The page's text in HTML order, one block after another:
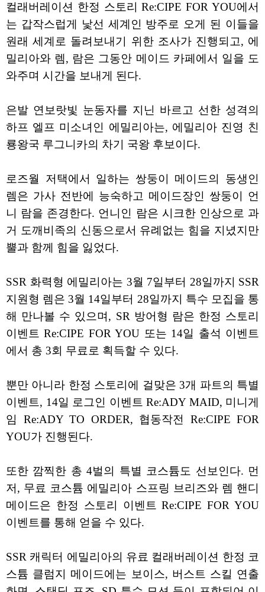
컬래버레이션 한정 스토리 Re:CIPE FOR YOU에서
는 갑작스럽게 낯선 세계인 방주로 오게 된 이들을
원래 세계로 돌려보내기 위한 조사가 진행되고, 에
밀리아와 렘, 람은 그동안 메이드 카페에서 일을 도
와주며 시간을 보내게 된다.
은발 연보랏빛 눈동자를 지닌 바르고 선한 성격의
하프 엘프 미소녀인 에밀리아는, 에밀리아 진영 친
룡왕국 루그니카의 차기 국왕 후보이다.
로즈월 저택에서 일하는 쌍둥이 메이드의 동생인
렘은 가사 전반에 능숙하고 메이드장인 쌍둥이 언
니 람을 존경한다. 언니인 람은 시크한 인상으로 과
거 도깨비족의 신동으로서 유례없는 힘을 지녔지만
뿔과 함께 힘을 잃었다.
SSR 화력형 에밀리아는 3월 7일부터 28일까지 SSR
지원형 렘은 3월 14일부터 28일까지 특수 모집을 통
해 만나볼 수 있으며, SR 방어형 람은 한정 스토리
이벤트 Re:CIPE FOR YOU 또는 14일 출석 이벤트
에서 총 3회 무료로 획득할 수 있다.
뿐만 아니라 한정 스토리에 걸맞은 3개 파트의 특별
이벤트, 14일 로그인 이벤트 Re:ADY MAID, 미니게
임 Re:ADY TO ORDER, 협동작전 Re:CIPE FOR
YOU가 진행된다.
또한 깜찍한 총 4벌의 특별 코스튬도 선보인다. 먼
저, 무료 코스튬 에밀리아 스프링 브리즈와 렘 핸디
메이드은 한정 스토리 이벤트 Re:CIPE FOR YOU
이벤트를 통해 얻을 수 있다.
SSR 캐릭터 에밀리아의 유료 컬래버레이션 한정 코
스튬 클럼지 메이드에는 보이스, 버스트 스킬 연출